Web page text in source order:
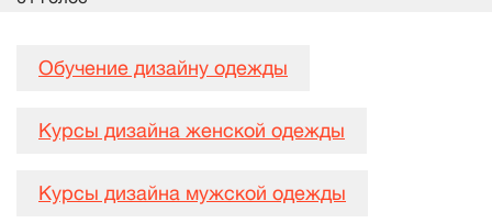
Обучение дизайну одежды
Курсы дизайна женской одежды
Курсы дизайна мужской одежды